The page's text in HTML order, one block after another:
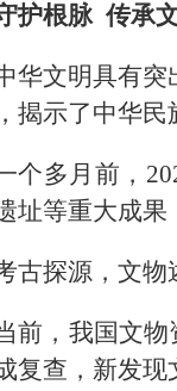
护根脉 传承
华文明具有
揭示了中华民
个多月前，
址等重大成果
古探源，文物
前，我国文
复查，新发现